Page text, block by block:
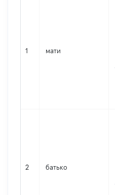
1 мати
2 батько